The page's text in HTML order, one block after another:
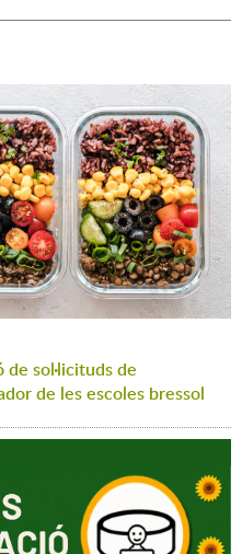
sol·licituds de
de les escoles bressol